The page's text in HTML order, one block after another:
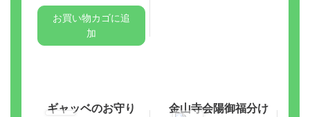
お買い物カゴに追
加
ギャッベのお守り
金山寺会陽御福分け